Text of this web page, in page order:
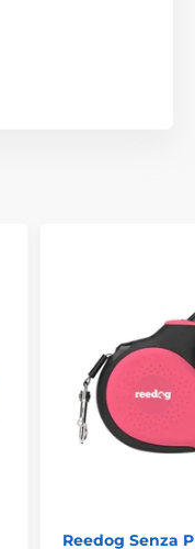
Reedog Senza